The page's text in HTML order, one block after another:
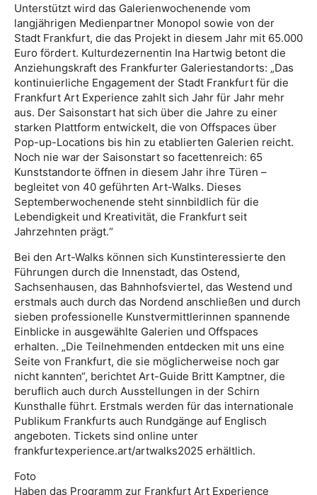
Unterstützt wird das Galerienwochenende vom
langjährigen Medienpartner Monopol sowie von der
Stadt Frankfurt, die das Projekt in diesem Jahr mit 65.000
Euro fördert. Kulturdezernentin Ina Hartwig betont die
Anziehungskraft des Frankfurter Galeriestandorts: „Das
kontinuierliche Engagement der Stadt Frankfurt für die
Frankfurt Art Experience zahlt sich Jahr für Jahr mehr
aus. Der Saisonstart hat sich über die Jahre zu einer
starken Plattform entwickelt, die von Offspaces über
Pop-up-Locations bis hin zu etablierten Galerien reicht.
Noch nie war der Saisonstart so facettenreich: 65
Kunststandorte öffnen in diesem Jahr ihre Türen –
begleitet von 40 geführten Art-Walks. Dieses
Septemberwochenende steht sinnbildlich für die
Lebendigkeit und Kreativität, die Frankfurt seit
Jahrzehnten prägt.“
Bei den Art-Walks können sich Kunstinteressierte den
Führungen durch die Innenstadt, das Ostend,
Sachsenhausen, das Bahnhofsviertel, das Westend und
erstmals auch durch das Nordend anschließen und durch
sieben professionelle Kunstvermittlerinnen spannende
Einblicke in ausgewählte Galerien und Offspaces
erhalten. „Die Teilnehmenden entdecken mit uns eine
Seite von Frankfurt, die sie möglicherweise noch gar
nicht kannten“, berichtet Art-Guide Britt Kamptner, die
beruflich auch durch Ausstellungen in der Schirn
Kunsthalle führt. Erstmals werden für das internationale
Publikum Frankfurts auch Rundgänge auf Englisch
angeboten. Tickets sind online unter
frankfurtexperience.art/artwalks2025 erhältlich.
Foto
Haben das Programm zur Frankfurt Art Experience